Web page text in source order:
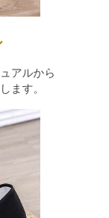
アルから
ます。